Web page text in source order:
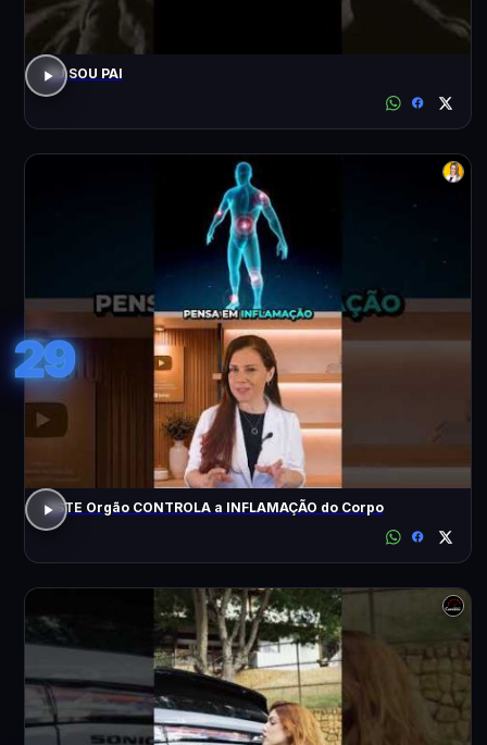
EU SOU PAI
29
ESTE Orgão CONTROLA a INFLAMAÇÃO do Corpo